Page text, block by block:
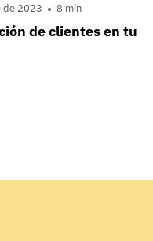
de 2023 8 min
de clientes en tu